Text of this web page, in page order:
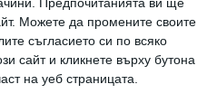
Можете да промените своите
съгласието си по всяко
сайт и кликнете върху бутона
на уеб страницата.
по-важно самото
Коледа като дата.
важно дали ще
си Коледа на 26-и или